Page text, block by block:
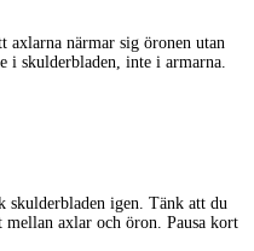
axlarna närmar sig öronen utan
i skulderbladen, inte i armarna.
skulderbladen igen. Tänk att du
axlar och öron. Pausa kort